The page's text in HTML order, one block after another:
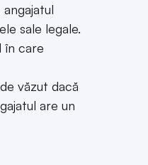
sale legale.
în care
văzut dacă
are un